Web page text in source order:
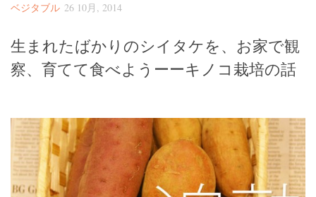
ベジタブル 26 10月, 2014
生まれたばかりのシイタケを、お家で観
察、育てて食べようーーキノコ栽培の話